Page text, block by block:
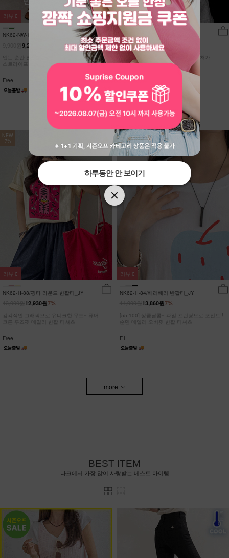
NK62-NW-11/유포니 반팔+반바지 홈웨
9,210원
입는 순간 편안함이 달라지는 캡내장
스트라이프 홈웨어 SET
Free
리뷰 0
DM52-T-26/브랑코 쿨 니트
7%
25,950원
27,900원
[55~110] 고슬고슬~ 소프트한 텍스처가
돋보이는 쿨~한 루즈핏 니트
Free
리뷰9
NEW
7%
NK62-TI-88/핑타 라운드 반팔티_JY
7%
12,930원
감각적인 그래픽으로 유니크한 무드~ 퓨어
코튼 루즈핏 데일리 반팔 티셔츠
Free
리뷰 0
NEW
7%
NK62-TI-84/베리베리 반팔티_JY
7%
13,860원
[55-100] 상큼달콤~ 과일 프린팅으로 포인트!!
순면 데일리 오버핏 반팔 티셔츠
F,L
리뷰 0
more
BEST ITEM
나크에서 가장 많이 사랑받는 베스트 아이템
하루동안 안 보이기
하루동안 안 보이기